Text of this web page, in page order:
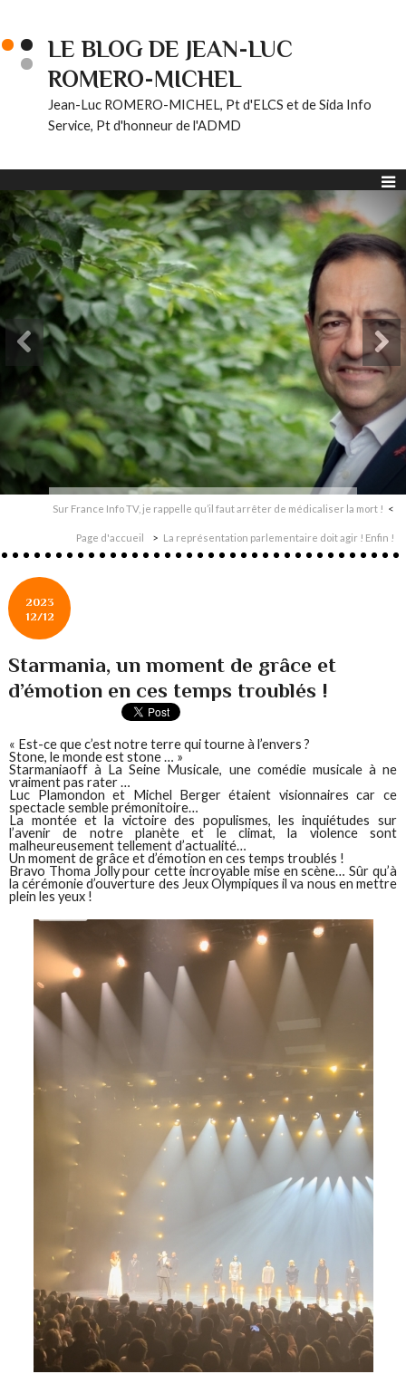
LE BLOG DE JEAN-LUC
ROMERO-MICHEL
Jean-Luc ROMERO-MICHEL, Pt d'ELCS et de Sida Info
Service, Pt d'honneur de l'ADMD
Sur France Info TV, je rappelle qu’il faut arrêter de médicaliser la mort !
Page d'accueil La représentation parlementaire doit agir ! Enfin !
2023
12/12
Starmania, un moment de grâce et
d’émotion en ces temps troublés !
« Est-ce que c’est notre terre qui tourne à l’envers ?
Stone, le monde est stone … »
Starmaniaoff à La Seine Musicale, une comédie musicale à ne
vraiment pas rater …
Luc Plamondon et Michel Berger étaient visionnaires car ce
spectacle semble prémonitoire…
La montée et la victoire des populismes, les inquiétudes sur
l’avenir de notre planète et le climat, la violence sont
malheureusement tellement d’actualité…
Un moment de grâce et d’émotion en ces temps troublés !
Bravo Thoma Jolly pour cette incroyable mise en scène… Sûr qu’à
la cérémonie d’ouverture des Jeux Olympiques il va nous en mettre
plein les yeux !